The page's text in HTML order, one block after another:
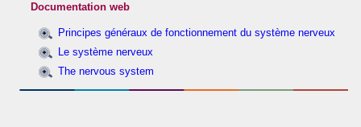
Documentation web
Principes généraux de fonctionnement du système nerveux
Le système nerveux
The nervous system